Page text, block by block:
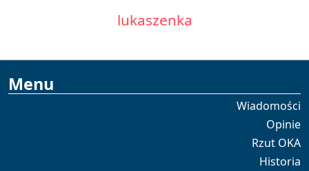
lukaszenka
Menu
Wiadomości
Opinie
Rzut OKA
Historia